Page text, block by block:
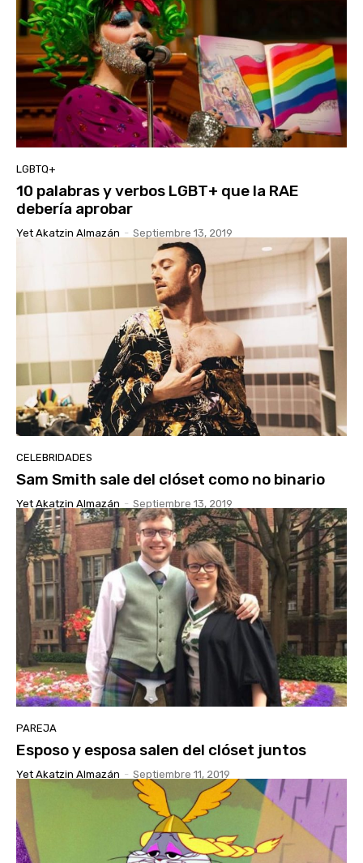
LGBTQ+
10 palabras y verbos LGBT+ que la RAE
debería aprobar
Yet Akatzin Almazán - Septiembre 13, 2019
CELEBRIDADES
Sam Smith sale del clóset como no binario
Yet Akatzin Almazán - Septiembre 13, 2019
PAREJA
Esposo y esposa salen del clóset juntos
Yet Akatzin Almazán - Septiembre 11, 2019